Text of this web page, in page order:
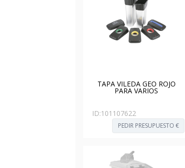
TAPA VILEDA GEO ROJO
PARA VARIOS
ID:101107622
PEDIR PRESUPUESTO €